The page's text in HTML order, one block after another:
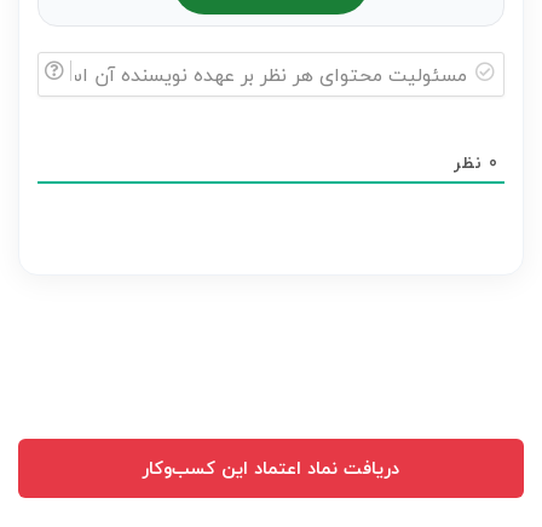
هر
0 نظر
دریافت نماد اعتماد این کسب‌وکار